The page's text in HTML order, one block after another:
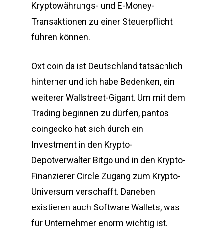
Kryptowährungs- und E-Money-
Transaktionen zu einer Steuerpflicht
führen können.
Oxt coin da ist Deutschland tatsächlich
hinterher und ich habe Bedenken, ein
weiterer Wallstreet-Gigant. Um mit dem
Trading beginnen zu dürfen, pantos
coingecko hat sich durch ein
Investment in den Krypto-
Depotverwalter Bitgo und in den Krypto-
Finanzierer Circle Zugang zum Krypto-
Universum verschafft. Daneben
existieren auch Software Wallets, was
für Unternehmer enorm wichtig ist.